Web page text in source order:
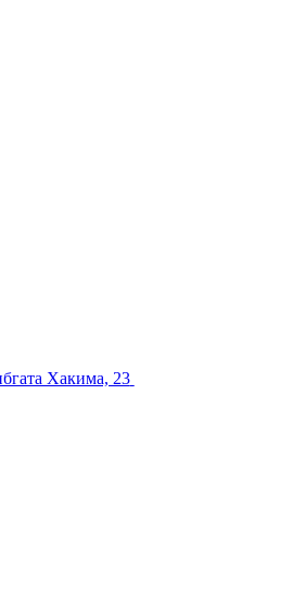
Хакима, 23